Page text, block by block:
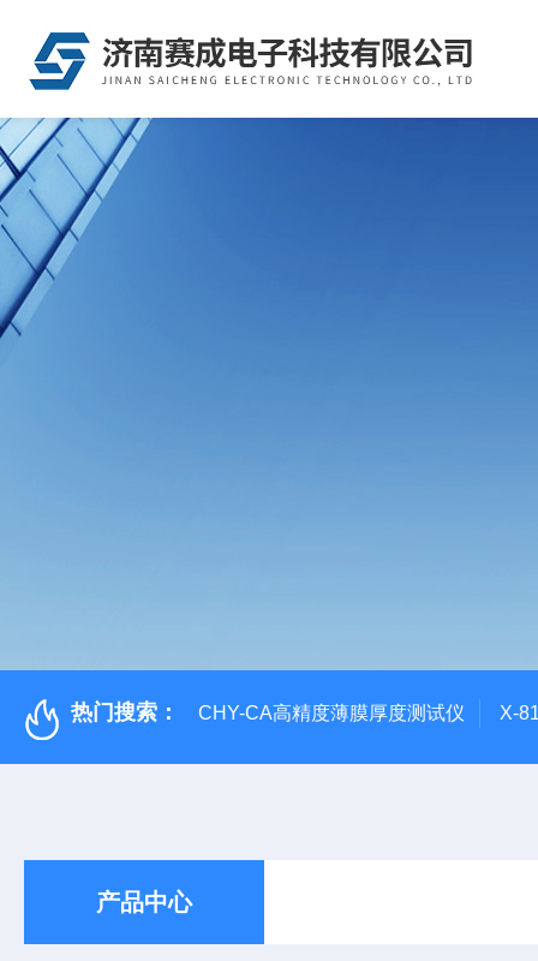
热门搜索： CHY-CA高精度薄膜厚度测试仪 X-
产品中心